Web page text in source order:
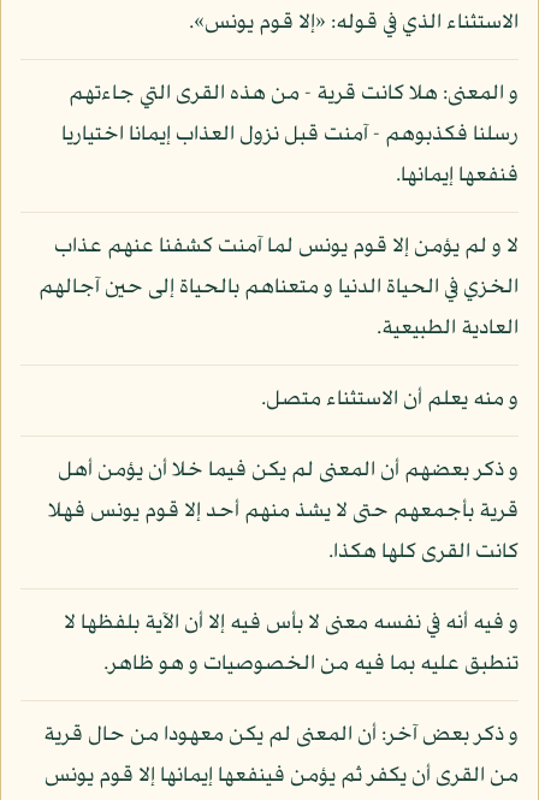
الاستثناء الذي في قوله: «إلا قوم يونس».
و المعنى: هلا كانت قرية - من هذه القرى التي جاءتهم
رسلنا فكذبوهم - آمنت قبل نزول العذاب إيمانا اختياريا
فنفعها إيمانها.
لا و لم يؤمن إلا قوم يونس لما آمنت كشفنا عنهم عذاب
الخزي في الحياة الدنيا و متعناهم بالحياة إلى حين آجالهم
العادية الطبيعية.
و منه يعلم أن الاستثناء متصل.
و ذكر بعضهم أن المعنى لم يكن فيما خلا أن يؤمن أهل
قرية بأجمعهم حتى لا يشذ منهم أحد إلا قوم يونس فهلا
كانت القرى كلها هكذا.
و فيه أنه في نفسه معنى لا بأس فيه إلا أن الآية بلفظها لا
تنطبق عليه بما فيه من الخصوصيات و هو ظاهر.
و ذكر بعض آخر: أن المعنى لم يكن معهودا من حال قرية
من القرى أن يكفر ثم يؤمن فينفعها إيمانها إلا قوم يونس